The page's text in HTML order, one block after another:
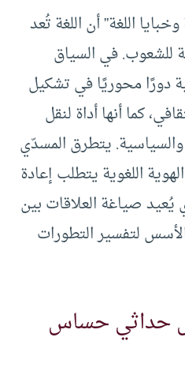
اللغة” أن اللغة تُعد
للشعوب. في السياق
دورًا محوريًا في تشكيل
كما أنها أداة لنقل
والسياسية. يتطرق المسدّي
اللغوية يتطلب إعادة
يُعيد صياغة العلاقات بين
لتفسير التطورات
حداثي حساس